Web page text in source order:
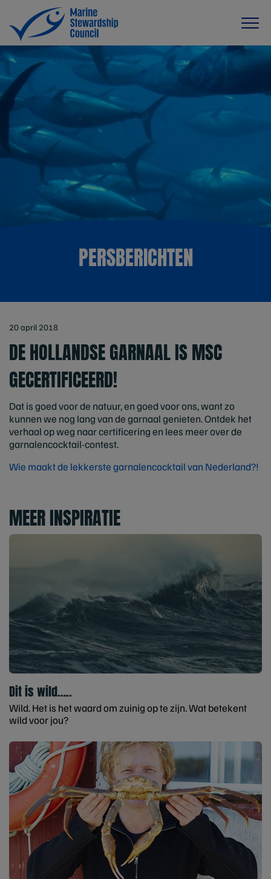
PERSBERICHTEN
20 april 2018
DE HOLLANDSE GARNAAL IS MSC
GECERTIFICEERD!
Dat is goed voor de natuur, en goed voor ons, want zo
kunnen we nog lang van de garnaal genieten. Ontdek het
verhaal op weg naar certificering en lees meer over de
garnalencocktail-contest.
Wie maakt de lekkerste garnalencocktail van Nederland?!
MEER INSPIRATIE
Dit is wild…..
Wild. Het is het waard om zuinig op te zijn. Wat betekent
wild voor jou?